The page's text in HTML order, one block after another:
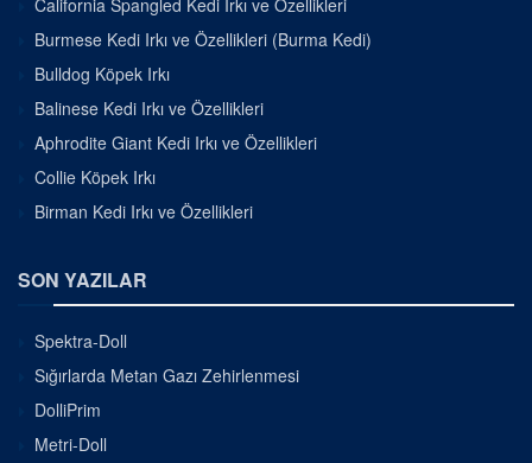
Burmese Kedi Irkı ve Özellikleri (Burma Kedi)
Bulldog Köpek Irkı
Balinese Kedi Irkı ve Özellikleri
Aphrodite Giant Kedi Irkı ve Özellikleri
Collie Köpek Irkı
Birman Kedi Irkı ve Özellikleri
SON YAZILAR
Spektra-Doll
Sığırlarda Metan Gazı Zehirlenmesi
DolliPrim
Metri-Doll